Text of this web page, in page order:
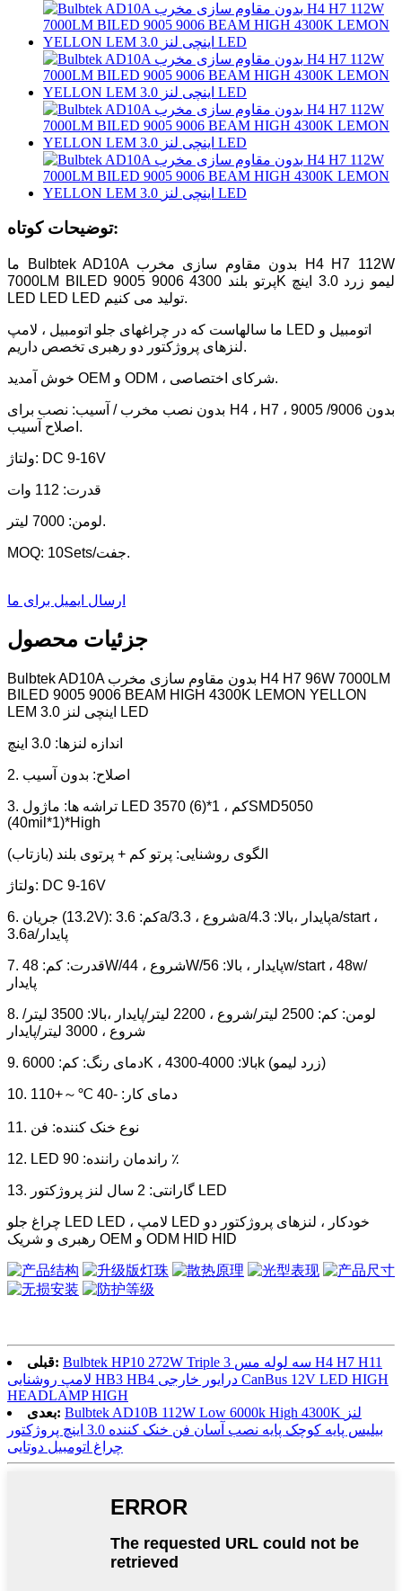
توضیحات کوتاه:
ما Bulbtek AD10A بدون مقاوم سازی مخرب H4 H7 112W
7000LM BILED 9005 9006 پرتو بلند 4300K ​​لیمو زرد 3.0 اینچ
LED LED LED تولید می کنیم.
ما سالهاست که در چراغهای جلو اتومبیل ، لامپ LED اتومبیل و
لنزهای پروژکتور دو رهبری تخصص داریم.
خوش آمدید OEM و ODM ، شرکای اختصاصی.
بدون نصب مخرب / آسیب: نصب برای H4 ، H7 ، 9005 /9006 بدون
اصلاح آسیب.
ولتاژ: DC 9-16V
قدرت: 112 وات
لومن: 7000 لیتر.
MOQ: 10Sets/جفت.
ارسال ایمیل برای ما
جزئیات محصول
Bulbtek AD10A بدون مقاوم سازی مخرب H4 H7 96W 7000LM
BILED 9005 9006 BEAM HIGH 4300K ​​LEMON YELLON
LEM 3.0 اینچی لنز LED
اندازه لنزها: 3.0 اینچ
2. اصلاح: بدون آسیب
3. تراشه ها: ماژول LED 3570 (6)*کم ، 1SMD5050
(40mil*1)*High
الگوی روشنایی: پرتو کم + پرتوی بلند (بازتاب)
ولتاژ: DC 9-16V
6. جریان (13.2V): کم: 3.6a/شروع ، 3.3a/پایدار ،
بالا: 4.3a/start ،
3.6a/پایدار
7. قدرت: کم: 48W/شروع ، 44W/پایدار ، بالا: 56w/start ، 48w/
پایدار
8. لومن: کم: 2500 لیتر/شروع ، 2200 لیتر/پایدار ،
بالا: 3500 لیتر/
شروع ، 3000 لیتر/پایدار
9. دمای رنگ: کم: 6000K ، بالا: 4000-4300k (زرد لیمو)
10. دمای کار: -40 ℃～+110
11. نوع خنک کننده: فن
12. LED راندمان راننده: 90 ٪
13. گارانتی: 2 سال لنز پروژکتور LED
چراغ جلو LED LED ، لامپ LED خودکار ، لنزهای پروژکتور دو
رهبری و شریک OEM و ODM HID HID
قبلی: Bulbtek HP10 272W Triple 3 سه لوله مس H4 H7 H11
لامپ روشنایی HB3 HB4 درایور خارجی CanBus 12V LED HIGH
HEADLAMP HIGH
بعدی: Bulbtek AD10B 112W Low 6000k High 4300K ​​لنز
بیلیس پایه کوچک پایه نصب آسان فن خنک کننده 3.0 اینچ پروژکتور
چراغ اتومبیل دوتایی